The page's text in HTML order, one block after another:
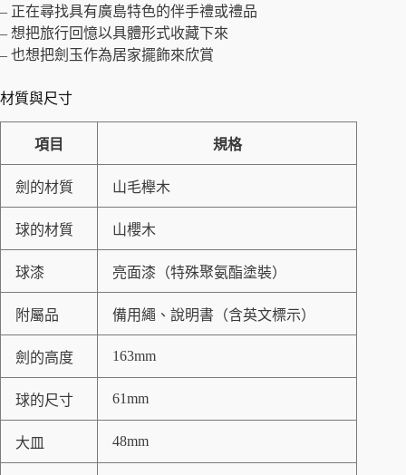
– 正在尋找具有廣島特色的伴手禮或禮品
– 想把旅行回憶以具體形式收藏下來
– 也想把劍玉作為居家擺飾來欣賞
材質與尺寸
項目 規格
劍的材質 山毛櫸木
球的材質 山櫻木
球漆 亮面漆（特殊聚氨酯塗裝）
附屬品 備用繩、說明書（含英文標示）
劍的高度 163mm
球的尺寸 61mm
大皿 48mm